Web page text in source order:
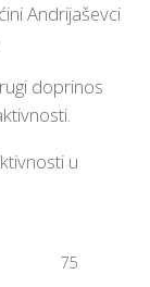
Andrijaševci
doprinos
u
75